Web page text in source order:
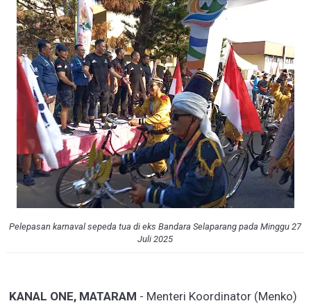
A- A+
Pelepasan karnaval sepeda tua di eks Bandara Selaparang pada Minggu 27
Juli 2025
KANAL ONE, MATARAM - Menteri Koordinator (Menko)